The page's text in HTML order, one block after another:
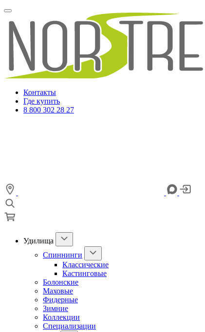
Контакты
Где купить
8 800 302 28 27
Удилища
Спиннинги
Классические
Кастинговые
Болонские
Маховые
Фидерные
Зимние
Коллекции
Специализации